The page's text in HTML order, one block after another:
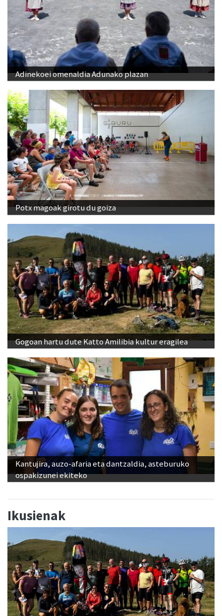
Adinekoei omenaldia Adunako plazan
Potx magoak girotu du goiza
Gogoan hartu dute Katto Amilibia kultur eragilea
Kantujira, auzo-afaria eta dantzaldia, asteburuko
ospakizunei ekiteko
Ikusienak